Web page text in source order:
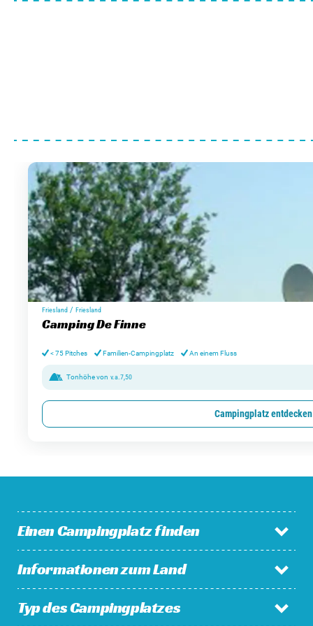
Friesland / Friesland
Camping De Finne
< 75 Pitches Familien-Campingplatz An einem Fluss
Tonhöhe von v.a.7,50
Campingplatz entdecken
Einen Campingplatz finden
Campingplätze in den Niederlanden
Campingplätze in Belgien
Campingplätze in Luxemburg
Informationen zum Land
Niederlande
Typ des Campingplatzes